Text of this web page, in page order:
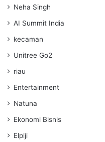
Neha Singh
AI Summit India
kecaman
Unitree Go2
riau
Entertainment
Natuna
Ekonomi Bisnis
Elpiji